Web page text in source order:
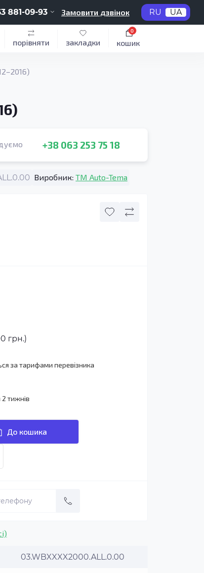
881-09-93 Замовити дзвінок RU UA
порівняти закладки кошик
0
+38 063 253 75 18
Виробник: TM Auto-Tema
грн.)
за тарифами перевізника
тижнів
До кошика
03.WBXXXX2000.ALL.0.00